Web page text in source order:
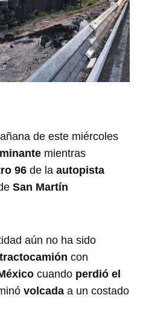
de este miércoles
mientras
96 de laautopista
San Martín
aún no ha sido
tractocamión con
cuando perdió el
volcada a un costado